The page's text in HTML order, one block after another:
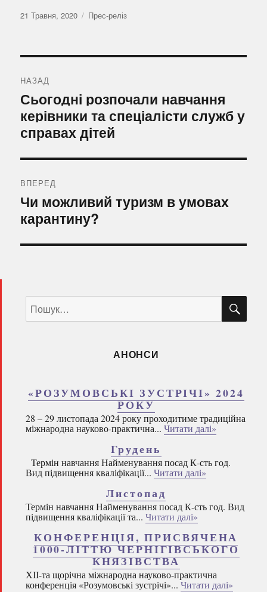
Оприлюднено
21 Травня, 2020 Категорії
Прес-реліз
записів
НАЗАД
Попередній
запис:
Сьогодні розпочали навчання
керівники та спеціалісти служб у
справах дітей
ВПЕРЕД
Наступний
запис:
Чи можливий туризм в умовах
карантину?
за
запитом:
АНОНСИ
«РОЗУМОВСЬКІ ЗУСТРІЧІ» 2024
РОКУ
28 – 29 листопада 2024 року проходитиме традиційна
міжнародна науково-практична... Читати далі»
Грудень
Термін навчання Найменування посад К-сть год.
Вид підвищення кваліфікації... Читати далі»
Листопад
Термін навчання Найменування посад К-сть год. Вид
підвищення кваліфікації та... Читати далі»
КОНФЕРЕНЦІЯ, ПРИСВЯЧЕНА
1000-ЛІТТЮ ЧЕРНІГІВСЬКОГО
КНЯЗІВСТВА
ХІІ-та щорічна міжнародна науково-практична
конференція «Розумовські зустрічі»... Читати далі»